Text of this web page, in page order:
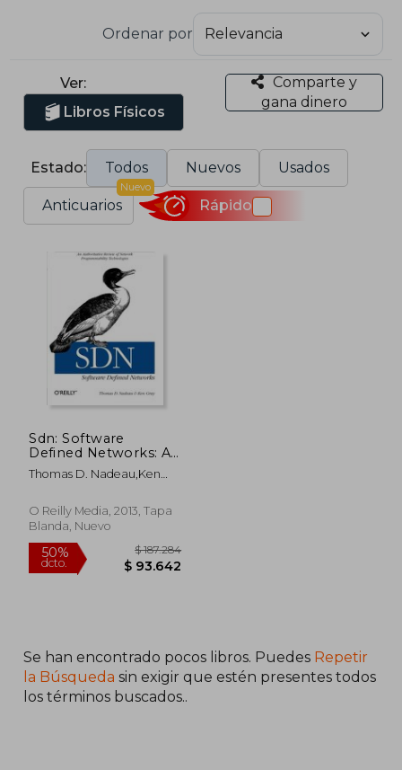
Ordenar por
Ver:
Libros Físicos
Comparte y
gana dinero
Estado: Todos Nuevos Usados
Anticuarios
Nuevo
Rápido
Sdn: Software
Defined Networks: An
Authoritative Review
Of Network
Technologies (en
Inglés)
Thomas D. Nadeau,ken
O Reilly Media, 2013, Tapa
Blanda, Nuevo
50%
dcto.
$ 187.284
$ 93.642
Se han encontrado pocos libros. Puedes Repetir
la Búsqueda sin exigir que estén presentes todos
los términos buscados..